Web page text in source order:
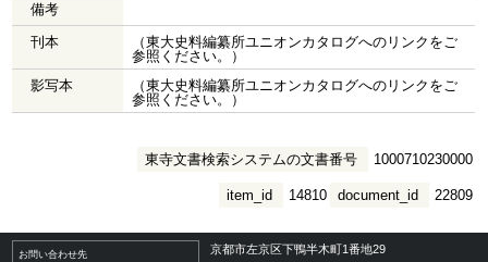
備考
刊本
（東大史料編纂所ユニオンカタログへのリンクをご
参照ください。）
影写本
（東大史料編纂所ユニオンカタログへのリンクをご
参照ください。）
東寺文書検索システムの文書番号 1000710230000
document_id 22809
item_id 14810
お問い合わせ先 京都市左京区下鴨半木町1番地29